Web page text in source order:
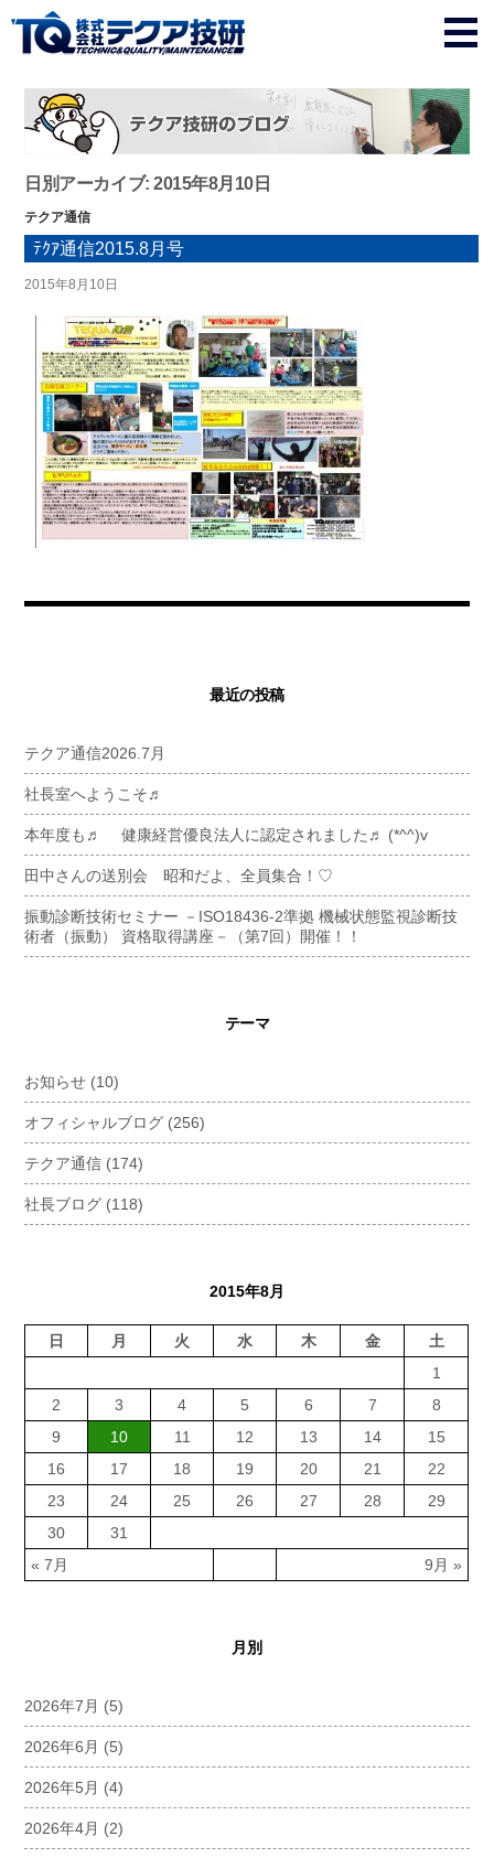
日別アーカイブ: 2015年8月10日
テクア通信
ﾃｸｱ通信2015.8月号
2015年8月10日
最近の投稿
テクア通信2026.7月
社長室へようこそ♬
本年度も♬ 健康経営優良法人に認定されました♬ (*^^)v
田中さんの送別会 昭和だよ、全員集合！♡
振動診断技術セミナー －ISO18436-2準拠 機械状態監視診断技
術者（振動） 資格取得講座－（第7回）開催！！
テーマ
お知らせ (10)
オフィシャルブログ (256)
テクア通信 (174)
社長ブログ (118)
2015年8月
日 月 火 水 木 金 土
« 7月 9月 »
1
2
3 4 5 6 7
8
9
10 11 12 13 14
15
16
17 18 19 20 21
22
23
24 25 26 27 28
29
30
31
月別
2026年7月 (5)
2026年6月 (5)
2026年5月 (4)
2026年4月 (2)